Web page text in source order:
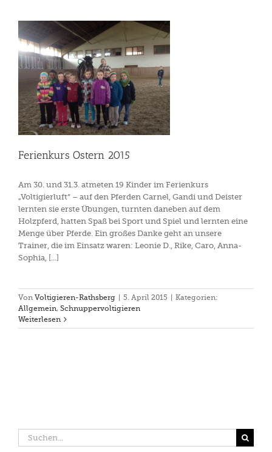
Ferienkurs Ostern 2015
Am 30. und 31.3. atmeten 19 Kinder im Ferienkurs
„Voltigierluft“ – auf den Pferden Carnel, Gandi und Deister
lernten sie erste Übungen, turnten daneben auf dem
Holzpferd, hatten Spaß bei Sport und Spiel und lernten eine
Menge über Pferde. Ein großes Danke geht an unsere
Trainer, die im Einsatz waren: Leonie D., Rike, Caro, Anna-
Sophia, [...]
Von Voltigieren-Rathsberg | 5. April 2015 | Kategorien:
Allgemein, Schnuppervoltigieren
Weiterlesen
Suche
nach: